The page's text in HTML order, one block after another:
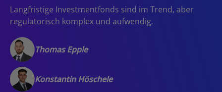
Langfristige Investmentfonds sind im Trend, aber
regulatorisch komplex und aufwendig.
Thomas Epple
Konstantin Höschele